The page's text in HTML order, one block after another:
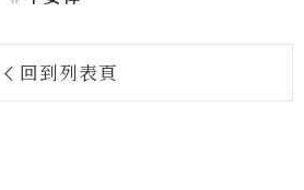
回到列表頁